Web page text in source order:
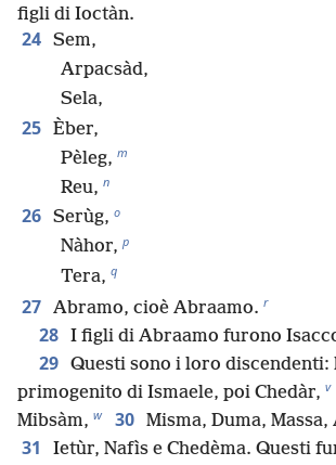
figli di Ioctàn.
24 Sem,
Arpacsàd,
Sela,
25 Èber,
Pèleg, m
Reu, n
26 Serùg, o
Nàhor, p
Tera, q
27 Abramo, cioè Abraamo. r
28 I figli di Abraamo furono
29 Questi sono i loro discendenti:
primogenito di Ismaele, poi Chedàr, v
Mibsàm, w 30 Misma, Duma, Massa,
31
Ietùr, Nafìs e Chedèma. Questi